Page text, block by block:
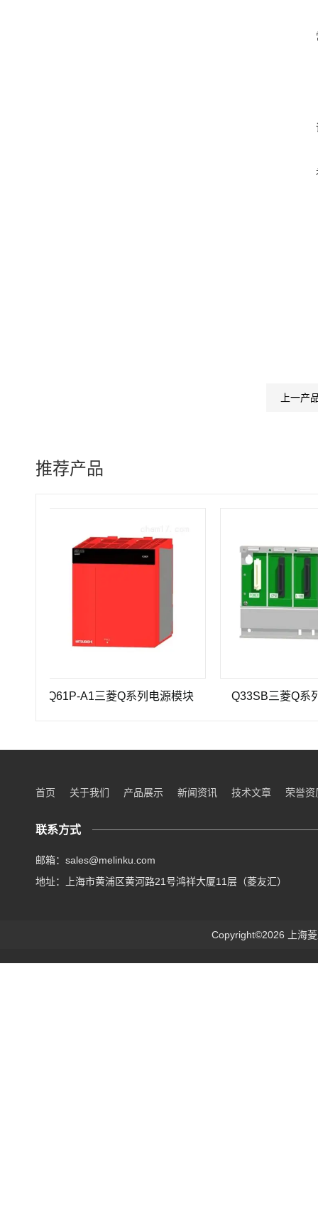
上一产
推荐产品
Q61P-A1三菱Q系列电源模块 Q33SB三菱Q系列PLC
首页 关于我们 产品展示 新闻资讯 技术文章 荣誉资
联系方式
邮箱：sales@melinku.com
地址：上海市黄浦区黄河路21号鸿祥大厦11层（菱友汇）
Copyright©2026 上海